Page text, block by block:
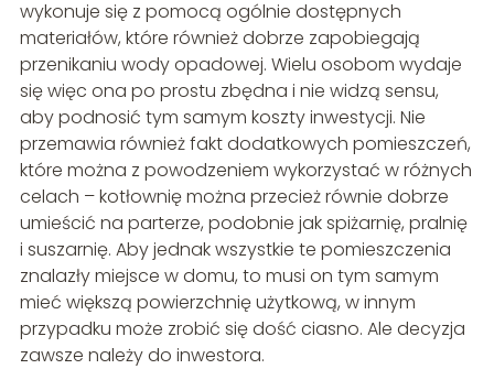
wykonuje się z pomocą ogólnie dostępnych
materiałów, które również dobrze zapobiegają
przenikaniu wody opadowej. Wielu osobom wydaje
się więc ona po prostu zbędna i nie widzą sensu,
aby podnosić tym samym koszty inwestycji. Nie
przemawia również fakt dodatkowych pomieszczeń,
które można z powodzeniem wykorzystać w różnych
celach – kotłownię można przecież równie dobrze
umieścić na parterze, podobnie jak spiżarnię, pralnię
i suszarnię. Aby jednak wszystkie te pomieszczenia
znalazły miejsce w domu, to musi on tym samym
mieć większą powierzchnię użytkową, w innym
przypadku może zrobić się dość ciasno. Ale decyzja
zawsze należy do inwestora.